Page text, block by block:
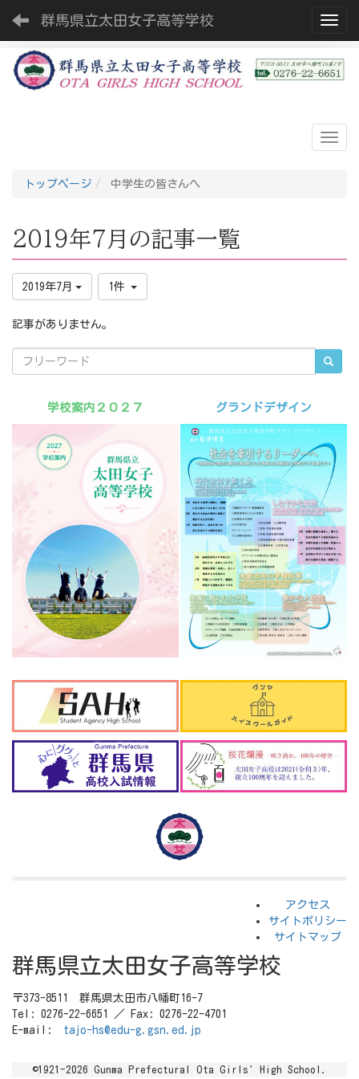
群馬県立太田女子高等学校
トップページ 中学生の皆さんへ
2019年7月の記事一覧
2019年7月 1件
記事がありません。
学校案内２０２７ グランドデザイン
アクセス
サイトポリシー
サイトマップ
群馬県立太田女子高等学校
〒373-8511 群馬県太田市八幡町16-7
Tel: 0276-22-6651 ／ Fax: 0276-22-4701
E-mail: tajo-hs@edu-g.gsn.ed.jp
©1921-2026 Gunma Prefectural Ota Girls' High School.